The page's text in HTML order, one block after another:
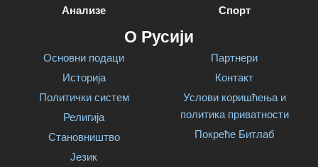
Анализе
Спорт
О Русији
Основни подаци
Историја
Политички систем
Религија
Становништво
Језик
Партнери
Контакт
Услови коришћења и
политика приватности
Покреће Битлаб